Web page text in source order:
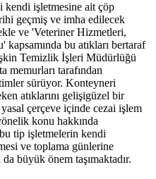
kendi işletmesine ait çöp
geçmiş ve imha edilecek
ve 'Veteriner Hizmetleri,
bu atıkları bertaraf
Temizlik İşleri Müdürlüğü
memurları tarafından
sürüyor. Konteyneri
atıklarını gelişigüzel bir
çerçeve içinde cezai işlem
konu hakkında
tip işletmelerin kendi
ve toplama günlerine
da büyük önem taşımaktadır.